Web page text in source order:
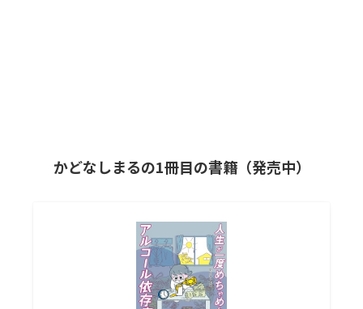
かどなしまるの1冊目の書籍（発売中）